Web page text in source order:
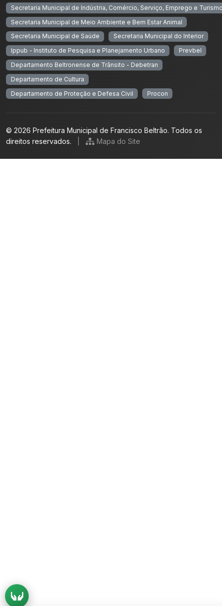
Secretaria Municipal de Indústria, Comércio, Serviço, Emprego e
Secretaria Municipal de Meio Ambiente e Bem Estar Animal
Secretaria Municipal de Saúde
Secretaria Municipal do Interior
Ippub - Instituto de Pesquisa e Planejamento Urbano
Prevbel
Departamento Beltronense de Trânsito - Debetran
Departamento de Cultura
Departamento de Proteção e Defesa Civil
Procon
© 2026 Prefeitura Municipal de Francisco Beltrão. Todos os
direitos reservados.
Mapa do Site